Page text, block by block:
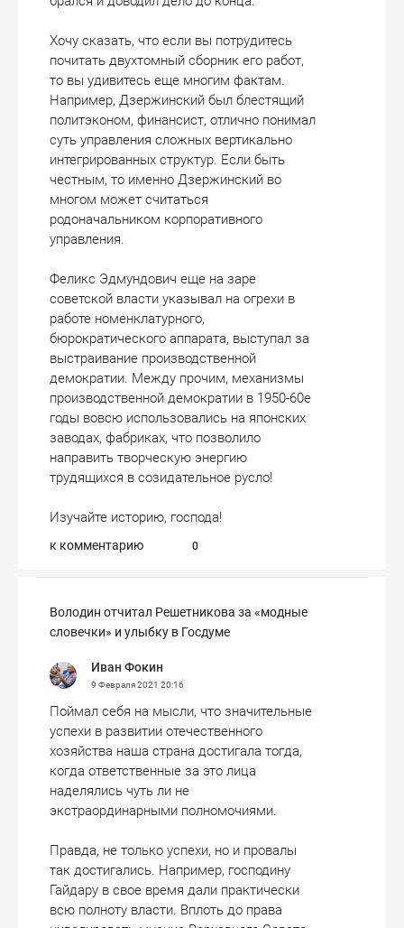
Хочу сказать, что если вы потрудитесь
почитать двухтомный сборник его работ,
то вы удивитесь еще многим фактам.
Например, Дзержинский был блестящий
политэконом, финансист, отлично понимал
суть управления сложных вертикально
интегрированных структур. Если быть
честным, то именно Дзержинский во
многом может считаться
родоначальником корпоративного
управления.
Феликс Эдмундович еще на заре
советской власти указывал на огрехи в
работе номенклатурного,
бюрократического аппарата, выступал за
выстраивание производственной
демократии. Между прочим, механизмы
производственной демократии в 1950-60е
годы вовсю использовались на японских
заводах, фабриках, что позволило
направить творческую энергию
трудящихся в созидательное русло!
Изучайте историю, господа!
к комментарию 0
Володин отчитал Решетникова за «модные
словечки» и улыбку в Госдуме
Иван Фокин
9 Февраля 2021 20:16
Поймал себя на мысли, что значительные
успехи в развитии отечественного
хозяйства наша страна достигала тогда,
когда ответственные за это лица
наделялись чуть ли не
экстраординарными полномочиями.
Правда, не только успехи, но и провалы
так достигались. Например, господину
Гайдару в свое время дали практически
всю полноту власти. Вплоть до права